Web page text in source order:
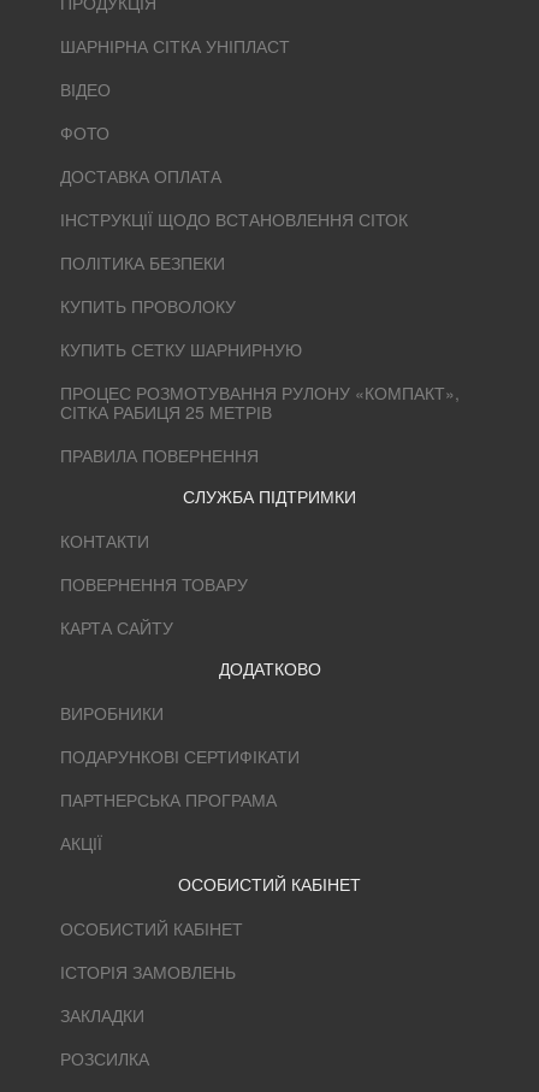
ШАРНІРНА СІТКА УНІПЛАСТ
ВІДЕО
ФОТО
ДОСТАВКА ОПЛАТА
ІНСТРУКЦІЇ ЩОДО ВСТАНОВЛЕННЯ СІТОК
ПОЛІТИКА БЕЗПЕКИ
КУПИТЬ ПРОВОЛОКУ
КУПИТЬ СЕТКУ ШАРНИРНУЮ
ПРОЦЕС РОЗМОТУВАННЯ РУЛОНУ «КОМПАКТ»,
СІТКА РАБИЦЯ 25 МЕТРІВ
ПРАВИЛА ПОВЕРНЕННЯ
СЛУЖБА ПІДТРИМКИ
КОНТАКТИ
ПОВЕРНЕННЯ ТОВАРУ
КАРТА САЙТУ
ДОДАТКОВО
ВИРОБНИКИ
ПОДАРУНКОВІ СЕРТИФІКАТИ
ПАРТНЕРСЬКА ПРОГРАМА
АКЦІЇ
ОСОБИСТИЙ КАБІНЕТ
ОСОБИСТИЙ КАБІНЕТ
ІСТОРІЯ ЗАМОВЛЕНЬ
ЗАКЛАДКИ
РОЗСИЛКА